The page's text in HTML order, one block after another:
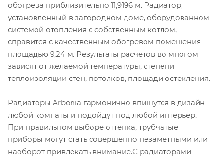
обогрева приблизительно 11,9196 м. Радиатор,
установленный в загородном доме, оборудованном
системой отопления с собственным котлом,
справится с качественным обогревом помещения
площадью 9,24 м. Результаты расчетов во многом
зависят от желаемой температуры, степени
теплоизоляции стен, потолков, площади остекления.
Радиаторы Arbonia гармонично впишутся в дизайн
любой комнаты и подойдут под любой интерьер.
При правильном выборе оттенка, трубчатые
приборы могут стать совершенно незаметными или
наоборот привлекать внимание.С радиаторами